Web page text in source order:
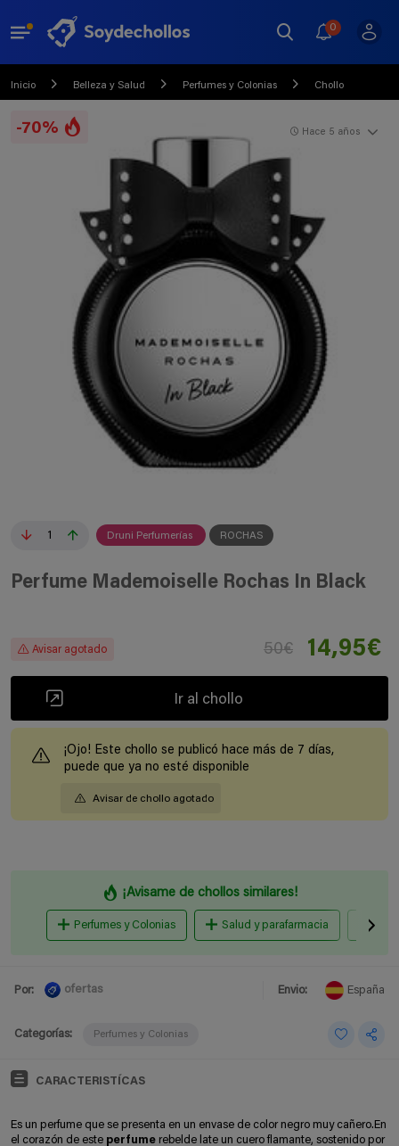
0
Inicio Belleza y Salud Perfumes y Colonias Chollo
-70%
1 Druni Perfumerías ROCHAS
Hace 5 años
Perfume Mademoiselle Rochas In Black
Avisar agotado 50€ 14,95€
Ir al chollo
¡Ojo! Este chollo se publicó hace más de 7 días,
puede que ya no esté disponible
Avisar de chollo agotado
¡Avisame de chollos similares!
Perfumes y Colonias Salud y parafarmacia
Por: ofertas Envio: España
Categorías: Perfumes y Colonias
CARACTERISTÍCAS
Es un perfume que se presenta en un envase de color negro muy cañero.En
el corazón de este perfume rebelde late un cuero flamante, sostenido por